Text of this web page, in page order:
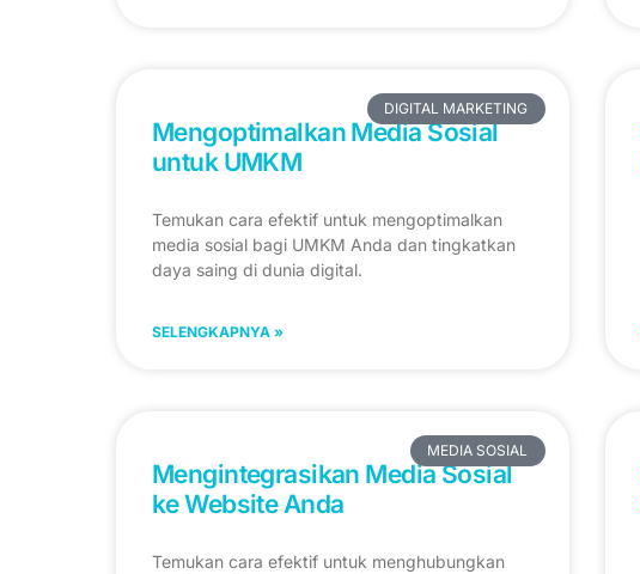
DIGITAL MARKETING
Mengoptimalkan Media Sosial
untuk UMKM
Temukan cara efektif untuk mengoptimalkan
media sosial bagi UMKM Anda dan tingkatkan
daya saing di dunia digital.
SELENGKAPNYA »
MEDIA SOSIAL
Mengintegrasikan Media Sosial
ke Website Anda
Temukan cara efektif untuk menghubungkan